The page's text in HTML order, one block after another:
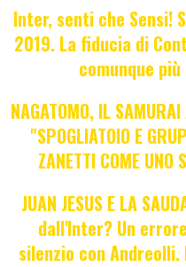
Inter, senti che Sensi!
2019. La fiducia di
comunque
NAGATOMO, IL
"SPOGLIATOIO E
ZANETTI COME UNO
JUAN JESUS E LA
dall'Inter? Un
silenzio con